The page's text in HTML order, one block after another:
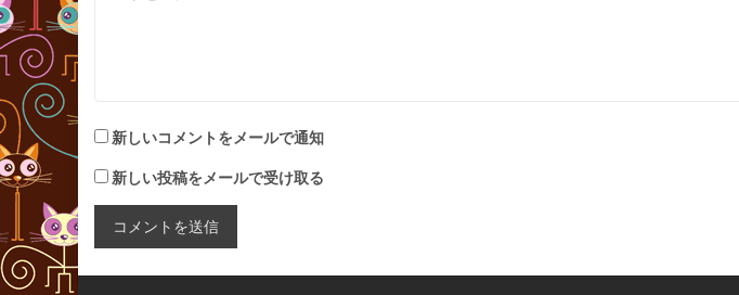
新しいコメントをメールで通知
新しい投稿をメールで受け取る